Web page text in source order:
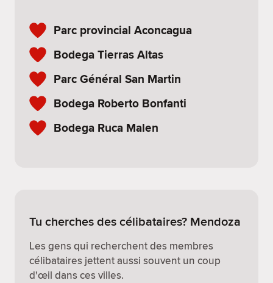
Parc provincial Aconcagua
Bodega Tierras Altas
Parc Général San Martin
Bodega Roberto Bonfanti
Bodega Ruca Malen
Tu cherches des célibataires? Mendoza
Les gens qui recherchent des membres
célibataires jettent aussi souvent un coup
d'œil dans ces villes.